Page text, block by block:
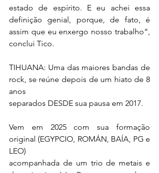
estado de espírito. E eu achei essa
definição genial, porque, de fato, é
assim que eu enxergo nosso trabalho”,
conclui Tico.
TIHUANA: Uma das maiores bandas de
rock, se reúne depois de um hiato de 8
anos
separados DESDE sua pausa em 2017.
Vem em 2025 com sua formação
original (EGYPCIO, ROMÁN, BAÍA, PG e
LEO)
acompanhada de um trio de metais e